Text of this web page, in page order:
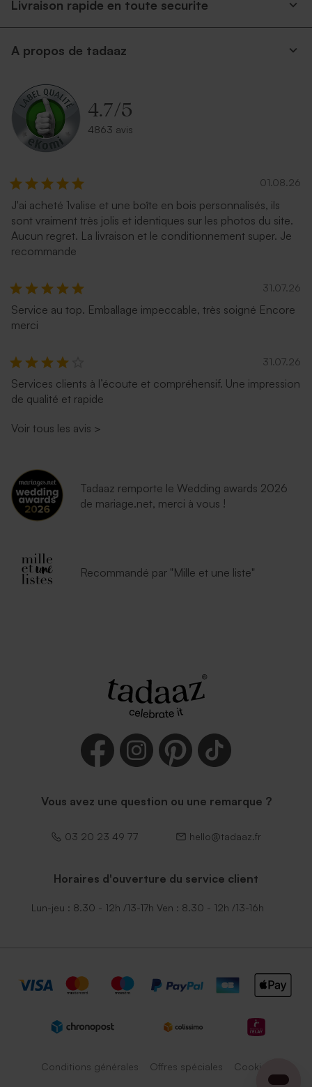
Livraison rapide en toute securite
A propos de tadaaz
4.7/5
4863 avis
01.08.26
J'ai acheté 1valise et une boîte en bois personnalisés, ils
sont vraiment très jolis et identiques sur les photos du site.
Aucun regret. La livraison et le conditionnement super. Je
recommande
31.07.26
Service au top. Emballage impeccable, très soigné Encore
merci
31.07.26
Services clients à l’écoute et compréhensif. Une impression
de qualité et rapide
Voir tous les avis >
Tadaaz remporte le Wedding awards 2026
de mariage.net, merci à vous !
Recommandé par "Mille et une liste"
Vous avez une question ou une remarque ?
03 20 23 49 77 hello@tadaaz.fr
Horaires d'ouverture du service client
Lun-jeu : 8.30 - 12h /13-17h Ven : 8.30 - 12h /13-16h
Conditions générales Offres spéciales Cookies